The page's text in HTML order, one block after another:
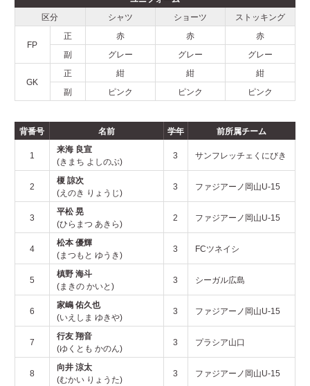
2025年
2024年
2023年
2022年
2021年
お問い合わせ
区分
シャツ ショーツ ストッキング
FP
正 赤 赤
赤
副
グレー グレー グレー
GK
正 紺 紺
紺
副
ピンク ピンク ピンク
背番号 名前 学年
前所属チーム
1
来海 良宣
(きまち よしのぶ)
3 サンフレッチェくにびき
2
榎 諒次
(えのき りょうじ)
3 ファジアーノ岡山U-15
3
平松 晃
(ひらまつ あきら)
2 ファジアーノ岡山U-15
4
松本 優輝
(まつもと ゆうき)
3 FCツネイシ
5
槙野 海斗
(まきの かいと)
3 シーガル広島
6
家嶋 佑久也
(いえしま ゆきや)
3 ファジアーノ岡山U-15
7
行友 翔音
(ゆくとも かのん)
3 プラシア山口
8
向井 涼太
(むかい りょうた)
3 ファジアーノ岡山U-15